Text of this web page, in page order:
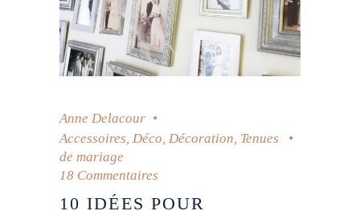
Anne Delacour
Accessoires, Déco, Décoration, Tenues
de mariage
18 Commentaires
10 IDÉES POUR